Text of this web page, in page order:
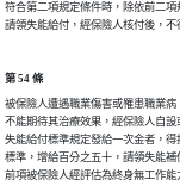
符合第二項規定條件時，除依前二
請領失能給付，經保險人核付後，不
第 54 條
被保險人遭遇職業傷害或罹患職業
不能期待其治療效果，經保險人自
失能給付標準規定發給一次金者，
標準，增給百分之五十，請領失能補
前項被保險人經評估為終身無工作